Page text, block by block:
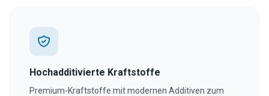
Hochadditivierte Kraftstoffe
Premium-Kraftstoffe mit modernen Additiven zum